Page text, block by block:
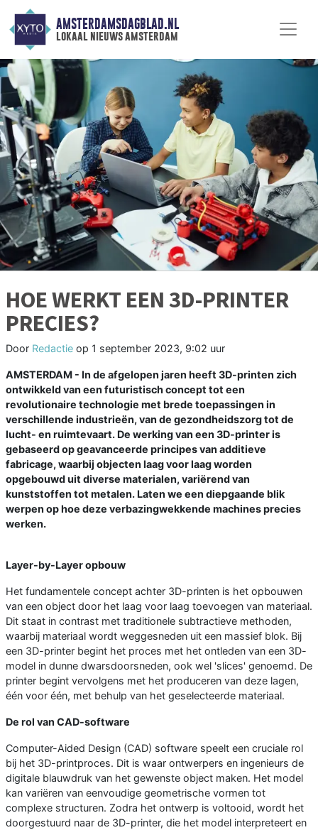
AMSTERDAMSDAGBLAD.NL
lokaal nieuws amsterdam
HOE WERKT EEN 3D-PRINTER
PRECIES?
Door Redactie op 1 september 2023, 9:02 uur
AMSTERDAM - In de afgelopen jaren heeft 3D-printen zich
ontwikkeld van een futuristisch concept tot een
revolutionaire technologie met brede toepassingen in
verschillende industrieën, van de gezondheidszorg tot de
lucht- en ruimtevaart. De werking van een 3D-printer is
gebaseerd op geavanceerde principes van additieve
fabricage, waarbij objecten laag voor laag worden
opgebouwd uit diverse materialen, variërend van
kunststoffen tot metalen. Laten we een diepgaande blik
werpen op hoe deze verbazingwekkende machines precies
werken.
Layer-by-Layer opbouw
Het fundamentele concept achter 3D-printen is het opbouwen
van een object door het laag voor laag toevoegen van materiaal.
Dit staat in contrast met traditionele subtractieve methoden,
waarbij materiaal wordt weggesneden uit een massief blok. Bij
een 3D-printer begint het proces met het ontleden van een 3D-
model in dunne dwarsdoorsneden, ook wel 'slices' genoemd. De
printer begint vervolgens met het produceren van deze lagen,
één voor één, met behulp van het geselecteerde materiaal.
De rol van CAD-software
Computer-Aided Design (CAD) software speelt een cruciale rol
bij het 3D-printproces. Dit is waar ontwerpers en ingenieurs de
digitale blauwdruk van het gewenste object maken. Het model
kan variëren van eenvoudige geometrische vormen tot
complexe structuren. Zodra het ontwerp is voltooid, wordt het
doorgestuurd naar de 3D-printer, die het model interpreteert en